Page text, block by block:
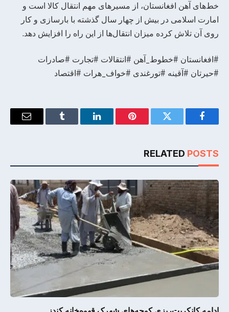
خط‌های آهن افغانستان، از مسیرهای مهم انتقال کالا است و
امارت اسلامی در بیش از چهار سال گذشته با بارسازی و کار
روی آن تلاش کرده میزان انتقال‌ها از این راه را افزایش دهد.
#افغانستان #خطوط_آهن #انتقالات #تجارت #صادرات
#حیرتان #آقینه #تورغندی #خواف_هرات #اقتصاد
Facebook
Twitter
Pinterest
LinkedIn
Tumblr
Email
RELATED POSTS